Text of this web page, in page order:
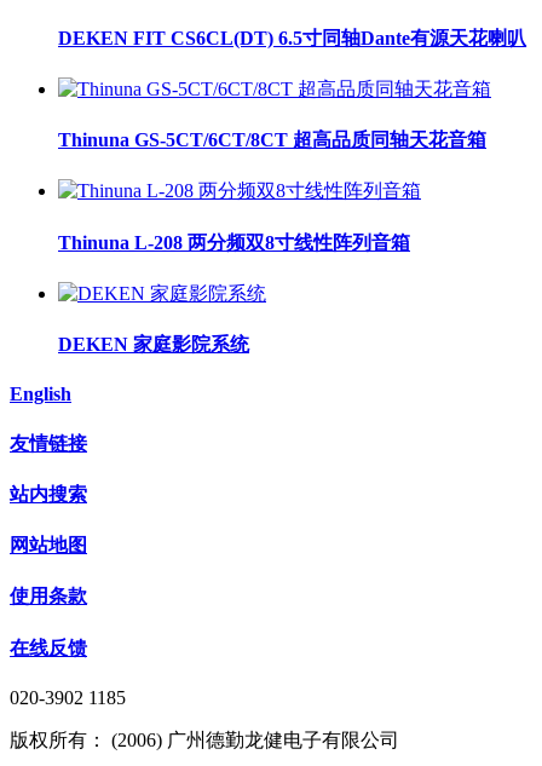
DEKEN FIT CS6CL(DT) 6.5寸同轴Dante有源天花喇叭
Thinuna GS-5CT/6CT/8CT 超高品质同轴天花音箱
Thinuna L-208 两分频双8寸线性阵列音箱
DEKEN 家庭影院系统
English
友情链接
站内搜索
网站地图
使用条款
在线反馈
020-3902 1185
版权所有： (2006) 广州德勤龙健电子有限公司